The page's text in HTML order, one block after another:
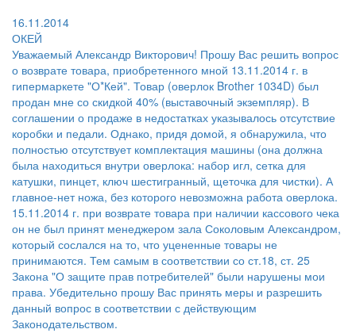
16.11.2014
ОКЕЙ
Уважаемый Александр Викторович! Прошу Вас решить вопрос
о возврате товара, приобретенного мной 13.11.2014 г. в
гипермаркете "О*Кей". Товар (оверлок Brother 1034D) был
продан мне со скидкой 40% (выставочный экземпляр). В
соглашении о продаже в недостатках указывалось отсутствие
коробки и педали. Однако, придя домой, я обнаружила, что
полностью отсутствует комплектация машины (она должна
была находиться внутри оверлока: набор игл, сетка для
катушки, пинцет, ключ шестигранный, щеточка для чистки). А
главное-нет ножа, без которого невозможна работа оверлока.
15.11.2014 г. при возврате товара при наличии кассового чека
он не был принят менеджером зала Соколовым Александром,
который сослался на то, что уцененные товары не
принимаются. Тем самым в соответствии со ст.18, ст. 25
Закона "О защите прав потребителей" были нарушены мои
права. Убедительно прошу Вас принять меры и разрешить
данный вопрос в соответствии с действующим
Законодательством.